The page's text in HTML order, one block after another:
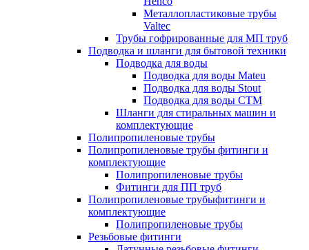
Металлопластиковые трубы
Valtec
Трубы гофрированные для МП труб
Подводка и шланги для бытовой техники
Подводка для воды
Подводка для воды Mateu
Подводка для воды Stout
Подводка для воды СТМ
Шланги для стиральных машин и
комплектующие
Полипропиленовые трубы
Полипропиленовые трубы фитинги и
комплектующие
Полипропиленовые трубы
Фитинги для ПП труб
Полипропиленовые трубыфитинги и
комплектующие
Полипропиленовые трубы
Резьбовые фитинги